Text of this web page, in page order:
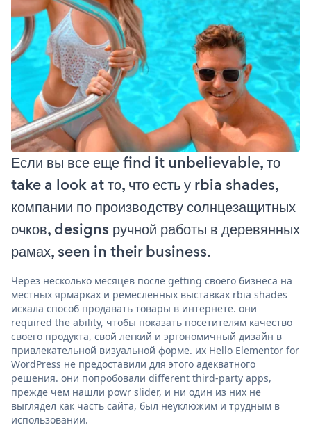
Если вы все еще find it unbelievable, то
take a look at то, что есть у rbia shades,
компании по производству солнцезащитных
очков, designs ручной работы в деревянных
рамах, seen in their business.
Через несколько месяцев после getting своего бизнеса на
местных ярмарках и ремесленных выставках rbia shades
искала способ продавать товары в интернете. они
required the ability, чтобы показать посетителям качество
своего продукта, свой легкий и эргономичный дизайн в
привлекательной визуальной форме. их Hello Elementor for
WordPress не предоставили для этого адекватного
решения. они попробовали different third-party apps,
прежде чем нашли powr slider, и ни один из них не
выглядел как часть сайта, был неуклюжим и трудным в
использовании.